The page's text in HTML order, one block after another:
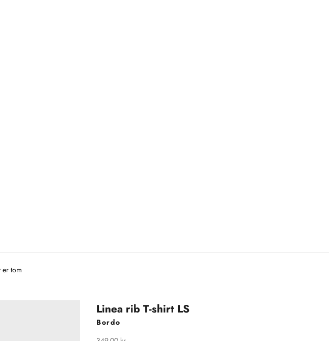
er tom
Linea rib T-shirt LS
Bordo